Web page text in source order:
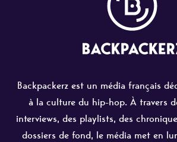
Backpackerz est un média français
à la culture du hip-hop. À travers
interviews, des playlists, des
dossiers de fond, le média met en